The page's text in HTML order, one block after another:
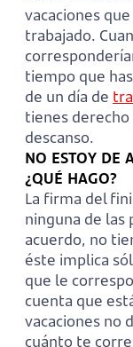
vacaciones
trabajado.
tiempo que
de un día de
tienes
descanso.
NO ESTOY DE
¿QUÉ HAGO?
La firma del
ninguna de las
acuerdo, no
éste implica
que le
cuenta que
vacaciones no
cuánto te